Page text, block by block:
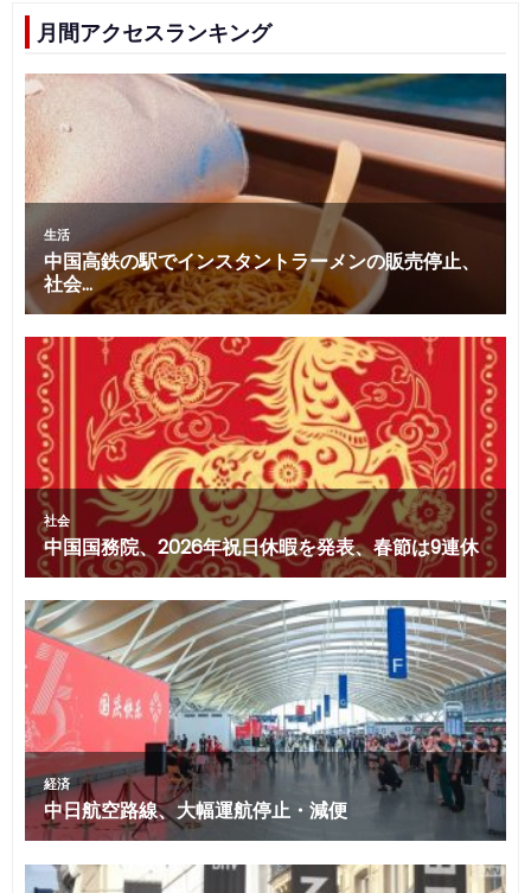
月間アクセスランキング